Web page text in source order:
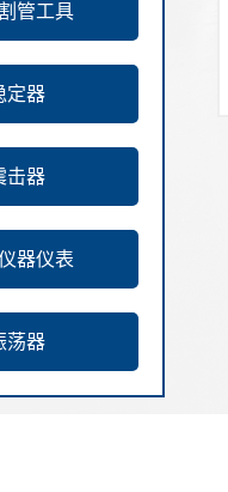
管工具
定器
击器
器仪表
荡器